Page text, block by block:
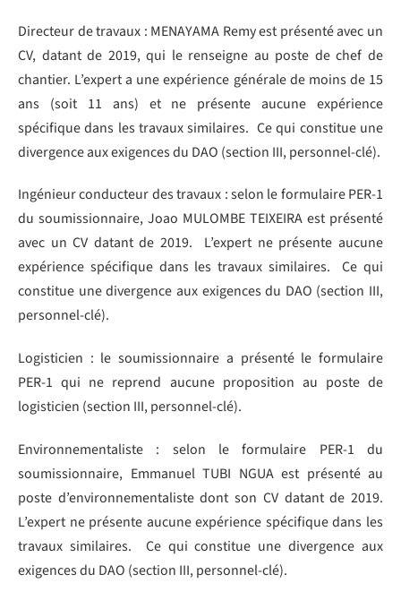
Directeur de travaux : MENAYAMA Remy est présenté avec un
CV, datant de 2019, qui le renseigne au poste de chef de
chantier. L’expert a une expérience générale de moins de 15
ans (soit 11 ans) et ne présente aucune expérience
spécifique dans les travaux similaires. Ce qui constitue une
divergence aux exigences du DAO (section III, personnel-clé).
Ingénieur conducteur des travaux : selon le formulaire PER-1
du soumissionnaire, Joao MULOMBE TEIXEIRA est présenté
avec un CV datant de 2019. L’expert ne présente aucune
expérience spécifique dans les travaux similaires. Ce qui
constitue une divergence aux exigences du DAO (section III,
personnel-clé).
Logisticien : le soumissionnaire a présenté le formulaire
PER-1 qui ne reprend aucune proposition au poste de
logisticien (section III, personnel-clé).
Environnementaliste : selon le formulaire PER-1 du
soumissionnaire, Emmanuel TUBI NGUA est présenté au
poste d’environnementaliste dont son CV datant de 2019.
L’expert ne présente aucune expérience spécifique dans les
travaux similaires. Ce qui constitue une divergence aux
exigences du DAO (section III, personnel-clé).